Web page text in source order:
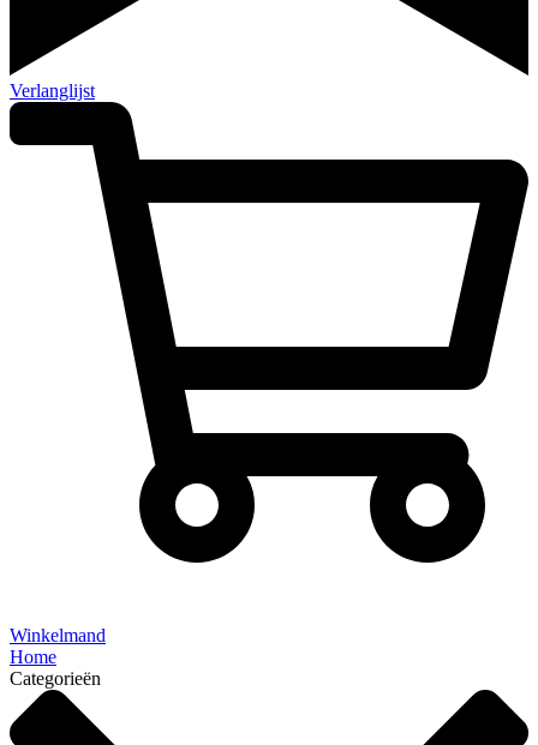
Verlanglijst
Winkelmand
Home
Categorieën